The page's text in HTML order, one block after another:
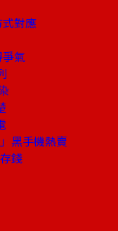
對應
氣
黑手機熱賣
錢